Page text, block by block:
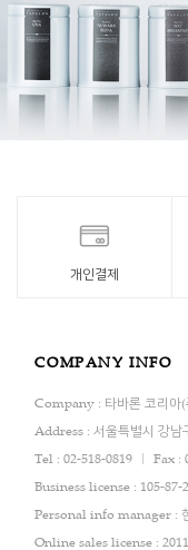
개인결제
COMPANY INFO
Company : 타바론 코리아(
Address : 서울특별시 강남
Tel : 02-518-0819
Fax :
Business license : 105-87-
Personal info manager :
Online sales license :